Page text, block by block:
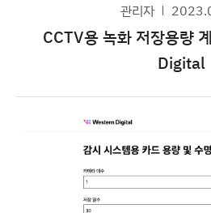
관리자
CCTV용 녹화 저장용량
Digital